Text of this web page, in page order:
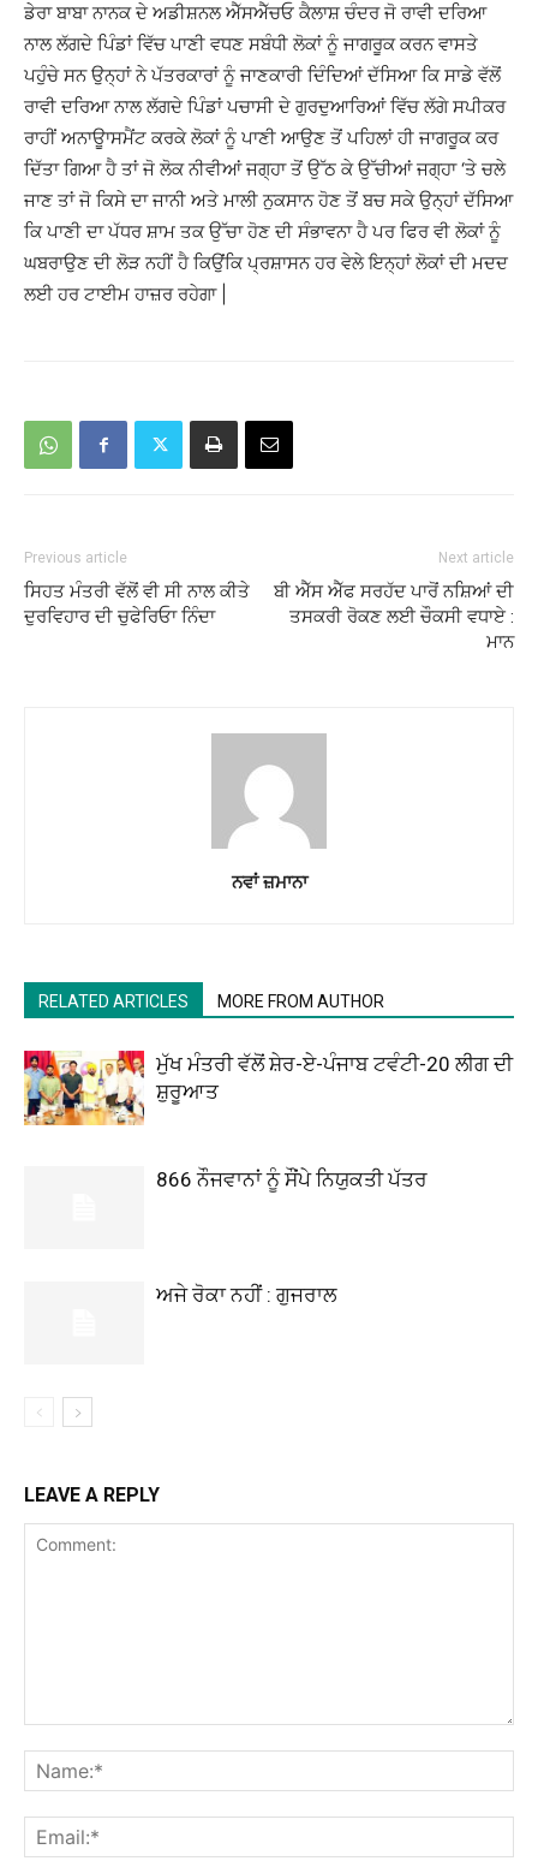
ਡੇਰਾ ਬਾਬਾ ਨਾਨਕ ਦੇ ਅਡੀਸ਼ਨਲ ਐੱਸਐੱਚਓ ਕੈਲਾਸ਼ ਚੰਦਰ ਜੋ ਰਾਵੀ ਦਰਿਆ
ਨਾਲ ਲੱਗਦੇ ਪਿੰਡਾਂ ਵਿੱਚ ਪਾਣੀ ਵਧਣ ਸਬੰਧੀ ਲੋਕਾਂ ਨੂੰ ਜਾਗਰੂਕ ਕਰਨ ਵਾਸਤੇ
ਪਹੁੰਚੇ ਸਨ ਉਨ੍ਹਾਂ ਨੇ ਪੱਤਰਕਾਰਾਂ ਨੂੰ ਜਾਣਕਾਰੀ ਦਿੰਦਿਆਂ ਦੱਸਿਆ ਕਿ ਸਾਡੇ ਵੱਲੋਂ
ਰਾਵੀ ਦਰਿਆ ਨਾਲ ਲੱਗਦੇ ਪਿੰਡਾਂ ਪਚਾਸੀ ਦੇ ਗੁਰਦੁਆਰਿਆਂ ਵਿੱਚ ਲੱਗੇ ਸਪੀਕਰ
ਰਾਹੀਂ ਅਨਾਊਾਸਮੈਂਟ ਕਰਕੇ ਲੋਕਾਂ ਨੂੰ ਪਾਣੀ ਆਉਣ ਤੋਂ ਪਹਿਲਾਂ ਹੀ ਜਾਗਰੂਕ ਕਰ
ਦਿੱਤਾ ਗਿਆ ਹੈ ਤਾਂ ਜੋ ਲੋਕ ਨੀਵੀਆਂ ਜਗ੍ਹਾ ਤੋਂ ਉੱਠ ਕੇ ਉੱਚੀਆਂ ਜਗ੍ਹਾ ‘ਤੇ ਚਲੇ
ਜਾਣ ਤਾਂ ਜੋ ਕਿਸੇ ਦਾ ਜਾਨੀ ਅਤੇ ਮਾਲੀ ਨੁਕਸਾਨ ਹੋਣ ਤੋਂ ਬਚ ਸਕੇ ਉਨ੍ਹਾਂ ਦੱਸਿਆ
ਕਿ ਪਾਣੀ ਦਾ ਪੱਧਰ ਸ਼ਾਮ ਤਕ ਉੱਚਾ ਹੋਣ ਦੀ ਸੰਭਾਵਨਾ ਹੈ ਪਰ ਫਿਰ ਵੀ ਲੋਕਾਂ ਨੂੰ
ਘਬਰਾਉਣ ਦੀ ਲੋੜ ਨਹੀਂ ਹੈ ਕਿਉਂਕਿ ਪ੍ਰਸ਼ਾਸਨ ਹਰ ਵੇਲੇ ਇਨ੍ਹਾਂ ਲੋਕਾਂ ਦੀ ਮਦਦ
ਲਈ ਹਰ ਟਾਈਮ ਹਾਜ਼ਰ ਰਹੇਗਾ |
Previous article
ਸਿਹਤ ਮੰਤਰੀ ਵੱਲੋਂ ਵੀ ਸੀ ਨਾਲ ਕੀਤੇ
ਦੁਰਵਿਹਾਰ ਦੀ ਚੁਫੇਰਿਓਾ ਨਿੰਦਾ
Next article
ਬੀ ਐੱਸ ਐੱਫ ਸਰਹੱਦ ਪਾਰੋਂ ਨਸ਼ਿਆਂ ਦੀ
ਤਸਕਰੀ ਰੋਕਣ ਲਈ ਚੌਕਸੀ ਵਧਾਏ :
ਮਾਨ
ਨਵਾਂ ਜ਼ਮਾਨਾ
RELATED ARTICLES MORE FROM AUTHOR
ਮੁੱਖ ਮੰਤਰੀ ਵੱਲੋਂ ਸ਼ੇਰ-ਏ-ਪੰਜਾਬ ਟਵੰਟੀ-20 ਲੀਗ ਦੀ
ਸ਼ੁਰੂਆਤ
866 ਨੌਜਵਾਨਾਂ ਨੂੰ ਸੌਂਪੇ ਨਿਯੁਕਤੀ ਪੱਤਰ
ਅਜੇ ਰੋਕਾ ਨਹੀਂ : ਗੁਜਰਾਲ
LEAVE A REPLY